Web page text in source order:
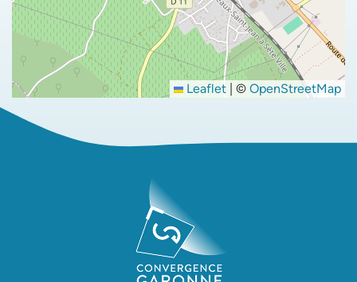
Leaflet | © OpenStreetMap